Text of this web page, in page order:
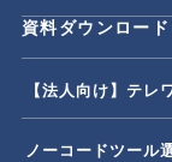
資料ダウンロード
【法人向け】テレ
ノーコードツール